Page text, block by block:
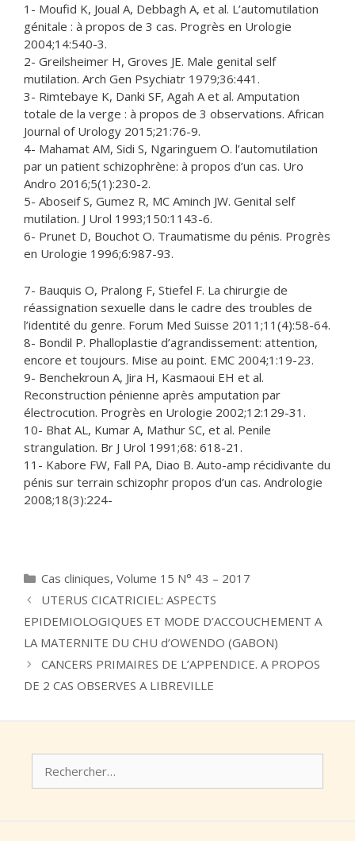
1- Moufid K, Joual A, Debbagh A, et al. L’automutilation
génitale : à propos de 3 cas. Progrès en Urologie
2004;14:540-3.
2- Greilsheimer H, Groves JE. Male genital self
mutilation. Arch Gen Psychiatr 1979;36:441.
3- Rimtebaye K, Danki SF, Agah A et al. Amputation
totale de la verge : à propos de 3 observations. African
Journal of Urology 2015;21:76-9.
4- Mahamat AM, Sidi S, Ngaringuem O. l’automutilation
par un patient schizophrène: à propos d’un cas. Uro
Andro 2016;5(1):230-2.
5- Aboseif S, Gumez R, MC Aminch JW. Genital self
mutilation. J Urol 1993;150:1143-6.
6- Prunet D, Bouchot O. Traumatisme du pénis. Progrès
en Urologie 1996;6:987-93.
7- Bauquis O, Pralong F, Stiefel F. La chirurgie de
réassignation sexuelle dans le cadre des troubles de
l’identité du genre. Forum Med Suisse 2011;11(4):58-64.
8- Bondil P. Phalloplastie d’agrandissement: attention,
encore et toujours. Mise au point. EMC 2004;1:19-23.
9- Benchekroun A, Jira H, Kasmaoui EH et al.
Reconstruction pénienne après amputation par
électrocution. Progrès en Urologie 2002;12:129-31.
10- Bhat AL, Kumar A, Mathur SC, et al. Penile
strangulation. Br J Urol 1991;68: 618-21.
11- Kabore FW, Fall PA, Diao B. Auto-amp récidivante du
pénis sur terrain schizophr propos d’un cas. Andrologie
2008;18(3):224-
Catégories
Cas cliniques, Volume 15 N° 43 – 2017
UTERUS CICATRICIEL: ASPECTS
EPIDEMIOLOGIQUES ET MODE D’ACCOUCHEMENT A
LA MATERNITE DU CHU d’OWENDO (GABON)
CANCERS PRIMAIRES DE L’APPENDICE. A PROPOS
DE 2 CAS OBSERVES A LIBREVILLE